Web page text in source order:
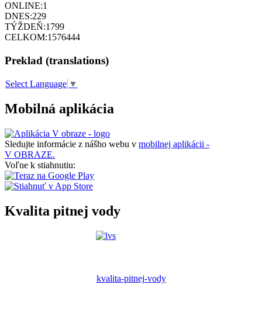
ONLINE:1
DNES:229
TÝŽDEŇ:1799
CELKOM:1576444
Preklad (translations)
Select Language ▼
Mobilná aplikácia
Sledujte informácie z nášho webu v mobilnej aplikácii -
V OBRAZE.
Voľne k stiahnutiu:
Kvalita pitnej vody
kvalita-pitnej-vody